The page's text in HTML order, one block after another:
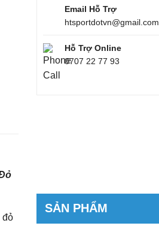
Email Hỗ Trợ
htsportdotvn@gmail.com
Hỗ Trợ Online
0707 22 77 93
đỏ
SẢN PHẨM